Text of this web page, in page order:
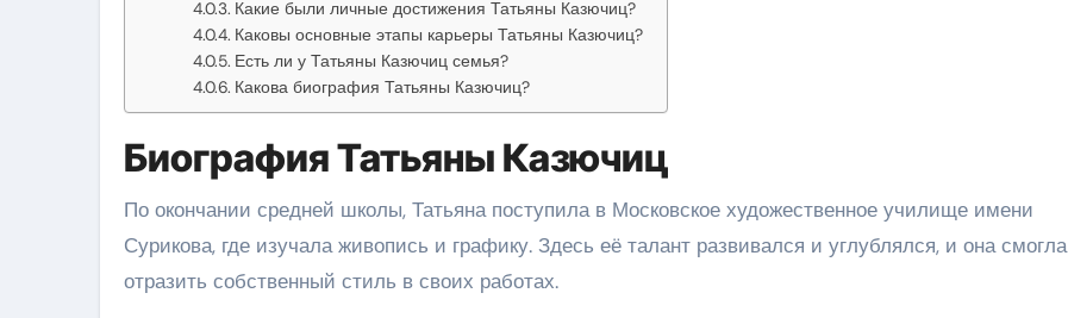
Какие были личные достижения Татьяны Казючиц?
Каковы основные этапы карьеры Татьяны Казючиц?
Есть ли у Татьяны Казючиц семья?
Какова биография Татьяны Казючиц?
Биография Татьяны Казючиц
По окончании средней школы, Татьяна поступила в Московское художественное училище имени
Сурикова, где изучала живопись и графику. Здесь её талант развивался и углублялся, и она смогла
отразить собственный стиль в своих работах.